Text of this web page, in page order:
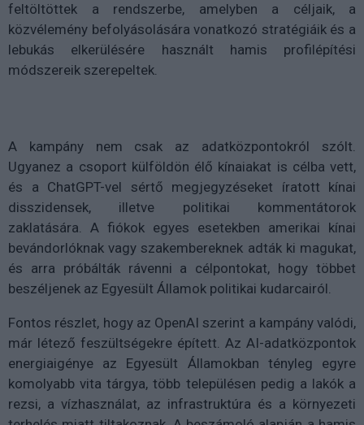
feltöltöttek a rendszerbe, amelyben a céljaik, a
közvélemény befolyásolására vonatkozó stratégiáik és a
lebukás elkerülésére használt hamis profilépítési
módszereik szerepeltek.
A kampány nem csak az adatközpontokról szólt.
Ugyanez a csoport külföldön élő kínaiakat is célba vett,
és a ChatGPT-vel sértő megjegyzéseket íratott kínai
disszidensek, illetve politikai kommentátorok
zaklatására. A fiókok egyes esetekben amerikai kínai
bevándorlóknak vagy szakembereknek adták ki magukat,
és arra próbálták rávenni a célpontokat, hogy többet
beszéljenek az Egyesült Államok politikai kudarcairól.
Fontos részlet, hogy az OpenAI szerint a kampány valódi,
már létező feszültségekre épített. Az AI-adatközpontok
energiaigénye az Egyesült Államokban tényleg egyre
komolyabb vita tárgya, több településen pedig a lakók a
rezsi, a vízhasználat, az infrastruktúra és a környezeti